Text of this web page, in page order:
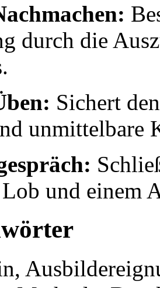
durch die
Sichert
unmittelbare
und einem